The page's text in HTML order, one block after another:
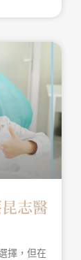
志醫
擇，但在